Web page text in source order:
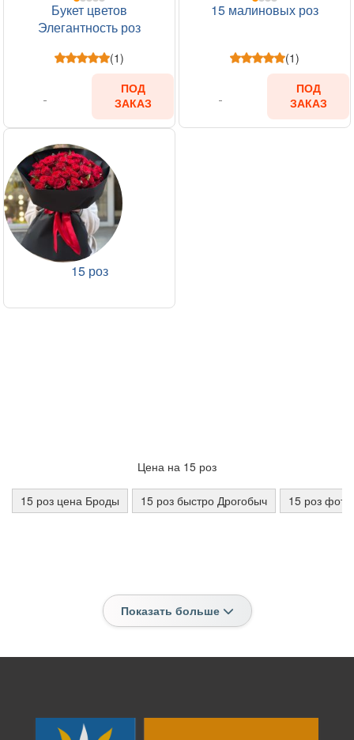
Букет цветов
Элегантность роз
(1)
ПОД
ЗАКАЗ
15 малиновых роз
(1)
ПОД
ЗАКАЗ
15 роз
Цена на 15 роз
15 роз цена Броды 15 роз быстро Дрогобыч 15 роз
Показать больше